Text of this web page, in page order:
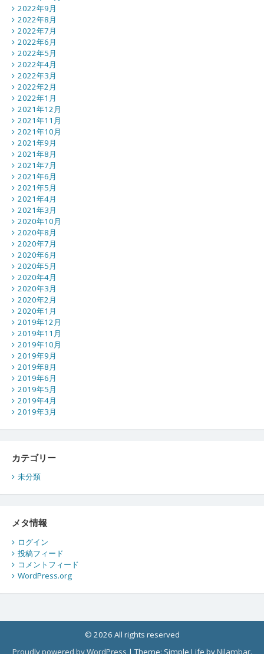
2022年9月
2022年8月
2022年7月
2022年6月
2022年5月
2022年4月
2022年3月
2022年2月
2022年1月
2021年12月
2021年11月
2021年10月
2021年9月
2021年8月
2021年7月
2021年6月
2021年5月
2021年4月
2021年3月
2020年10月
2020年8月
2020年7月
2020年6月
2020年5月
2020年4月
2020年3月
2020年2月
2020年1月
2019年12月
2019年11月
2019年10月
2019年9月
2019年8月
2019年6月
2019年5月
2019年4月
2019年3月
カテゴリー
未分類
メタ情報
ログイン
投稿フィード
コメントフィード
WordPress.org
© 2026 All rights reserved
Proudly powered by WordPress |Theme: Simple Life byNilambar.